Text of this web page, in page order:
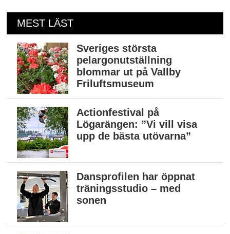
MEST LÄST
Sveriges största
pelargonutställning
blommar ut på Vallby
Friluftsmuseum
Actionfestival på
Lögarängen: ”Vi vill visa
upp de bästa utövarna”
Dansprofilen har öppnat
träningsstudio – med
sonen